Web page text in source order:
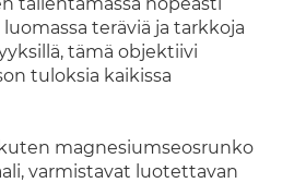
teräviä ja tarkkoja
tämä objektiivi
tuloksia kaikissa
magnesiumseosrunko
varmistavat luotettavan